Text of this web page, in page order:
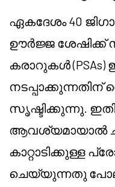
ഏകദേശം 40
ഊർജ്ജ ശേഷിക്ക്
കരാറുകൾ (PSAs)
നടപ്പാക്കുന്നതിന്
സൃഷ്ടിക്കുന്നു.
ആവശ്യമായാൽ
കാറ്റാടിക്കുള്ള
ചെയ്യുന്നതു